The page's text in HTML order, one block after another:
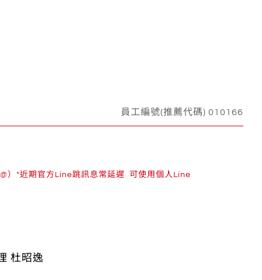
員工編號(推薦代碼) 010166
@）*近期官方Line跳訊息常延遲 可使用個人Line
杜昭逸